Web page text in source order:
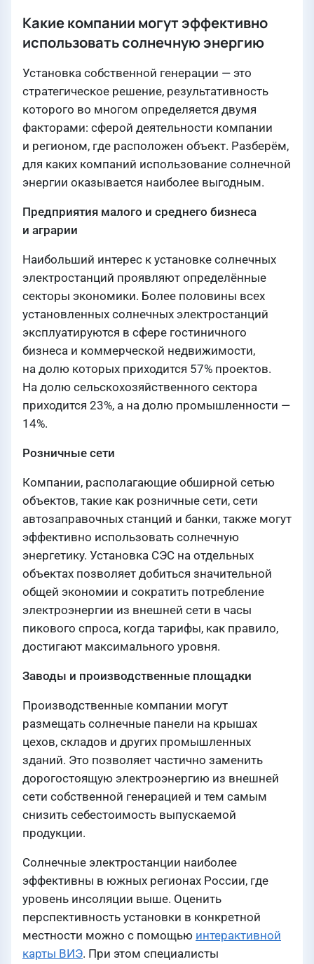
Какие компании могут эффективно
использовать солнечную энергию
Установка собственной генерации — это
стратегическое решение, результативность
которого во многом определяется двумя
факторами: сферой деятельности компании
и регионом, где расположен объект. Разберём,
для каких компаний использование солнечной
энергии оказывается наиболее выгодным.
Предприятия малого и среднего бизнеса
и аграрии
Наибольший интерес к установке солнечных
электростанций проявляют определённые
секторы экономики. Более половины всех
установленных солнечных электростанций
эксплуатируются в сфере гостиничного
бизнеса и коммерческой недвижимости,
на долю которых приходится 57% проектов.
На долю сельскохозяйственного сектора
приходится 23%, а на долю промышленности —
14%.
Розничные сети
Компании, располагающие обширной сетью
объектов, такие как розничные сети, сети
автозаправочных станций и банки, также могут
эффективно использовать солнечную
энергетику. Установка СЭС на отдельных
объектах позволяет добиться значительной
общей экономии и сократить потребление
электроэнергии из внешней сети в часы
пикового спроса, когда тарифы, как правило,
достигают максимального уровня.
Заводы и производственные площадки
Производственные компании могут
размещать солнечные панели на крышах
цехов, складов и других промышленных
зданий. Это позволяет частично заменить
дорогостоящую электроэнергию из внешней
сети собственной генерацией и тем самым
снизить себестоимость выпускаемой
продукции.
Солнечные электростанции наиболее
эффективны в южных регионах России, где
уровень инсоляции выше. Оценить
перспективность установки в конкретной
местности можно с помощью интерактивной
карты ВИЭ. При этом специалисты